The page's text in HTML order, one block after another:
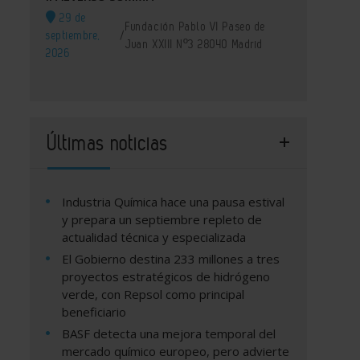
29 de
septiembre,
2026
/
Fundación Pablo VI Paseo de
Juan XXIII Nº3 28040 Madrid
Últimas noticias
Industria Química hace una pausa estival
y prepara un septiembre repleto de
actualidad técnica y especializada
El Gobierno destina 233 millones a tres
proyectos estratégicos de hidrógeno
verde, con Repsol como principal
beneficiario
BASF detecta una mejora temporal del
mercado químico europeo, pero advierte